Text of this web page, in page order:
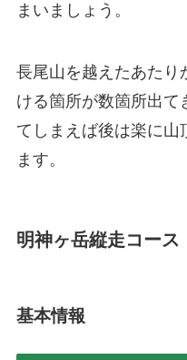
まいましょう。
長尾山を越えたあたり
ける箇所が数箇所出て
てしまえば後は楽に山
ます。
明神ヶ岳縦走コース
基本情報